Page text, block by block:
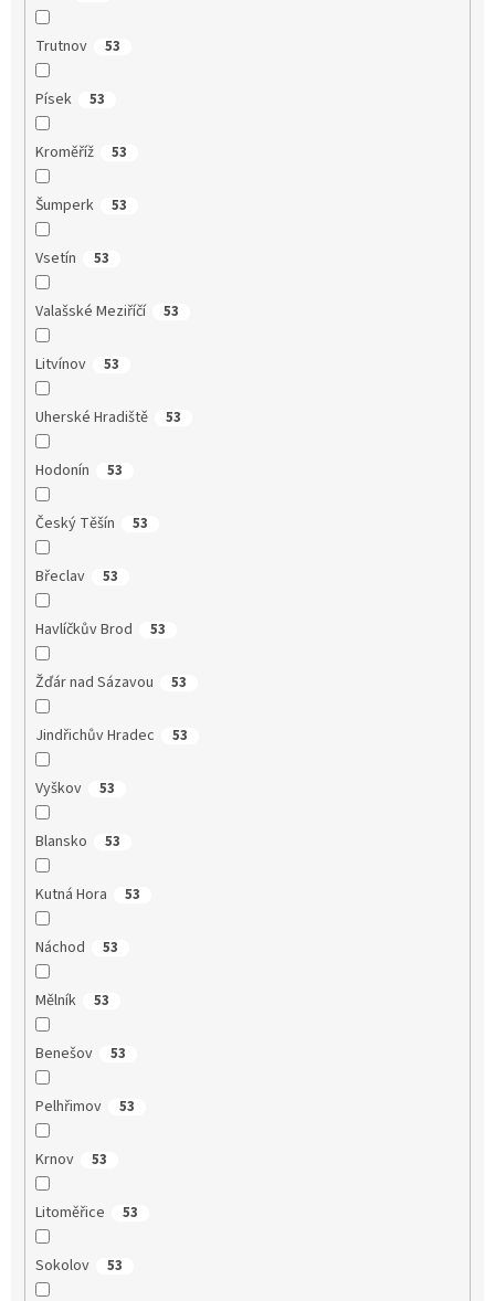
Trutnov 53
Písek 53
Kroměříž 53
Šumperk 53
Vsetín 53
Valašské Meziříčí 53
Litvínov 53
Uherské Hradiště 53
Hodonín 53
Český Těšín 53
Břeclav 53
Havlíčkův Brod 53
Žďár nad Sázavou 53
Jindřichův Hradec 53
Vyškov 53
Blansko 53
Kutná Hora 53
Náchod 53
Mělník 53
Benešov 53
Pelhřimov 53
Krnov 53
Litoměřice 53
Sokolov 53